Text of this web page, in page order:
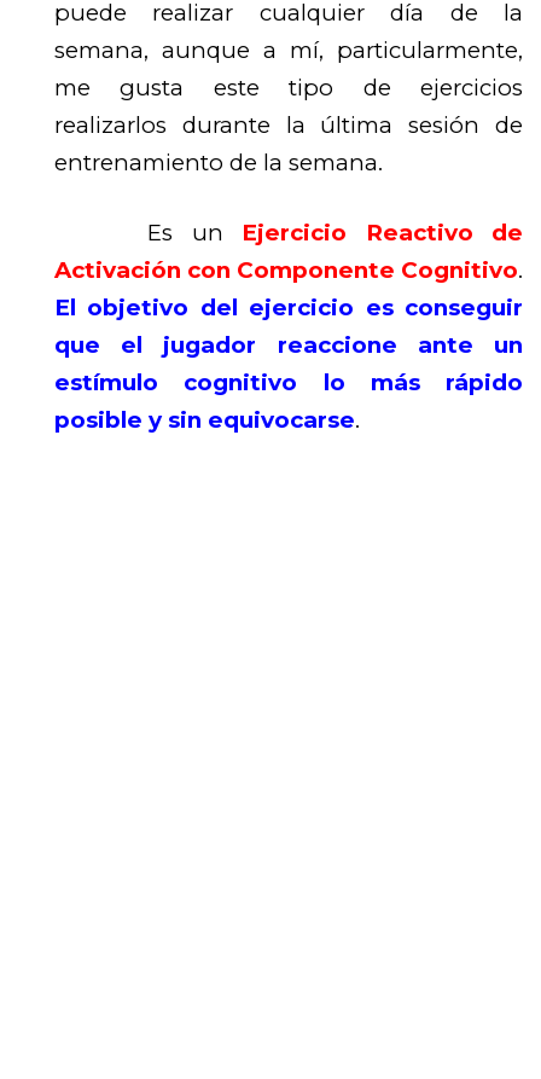
puede realizar cualquier día de la
semana, aunque a mí, particularmente,
me gusta este tipo de ejercicios
realizarlos durante la última sesión de
entrenamiento de la semana.
Es un Ejercicio Reactivo de
Activación con Componente Cognitivo.
El objetivo del ejercicio es conseguir
que el jugador reaccione ante un
estímulo cognitivo lo más rápido
posible y sin equivocarse.